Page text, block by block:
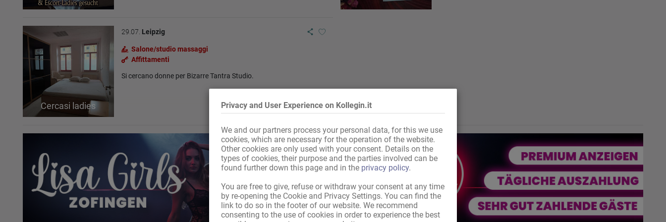
Privacy and User Experience on Kollegin.it
We and our partners process your personal data, for this we use
cookies, which are necessary for the operation of the website.
Other cookies are only used with your consent. Details on the
types of cookies, their purpose and the parties involved can be
found further down this page and in the privacy policy.
You are free to give, refuse or withdraw your consent at any time
by re-opening the Cookie and Privacy Settings. You can find the
link to do so in the footer of our website. We recommend
consenting to the use of cookies in order to experience the best
Cercasi ladies
29.07. Leipzig
Salone/studio massaggi
Affittamenti
Si cercano donne per Bizarre Tantra Studio.